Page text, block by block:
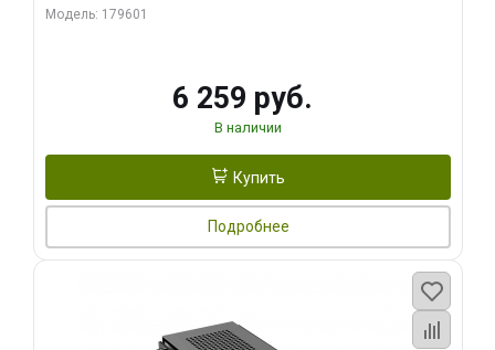
Модель: 179601
6 259 руб.
В наличии
Купить
Подробнее